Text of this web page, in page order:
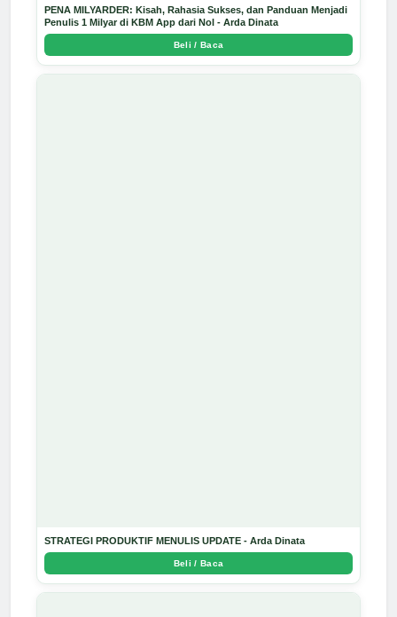
PENA MILYARDER: Kisah, Rahasia Sukses, dan Panduan Menjadi
Penulis 1 Milyar di KBM App dari Nol - Arda Dinata
Beli / Baca
STRATEGI PRODUKTIF MENULIS UPDATE - Arda Dinata
Beli / Baca